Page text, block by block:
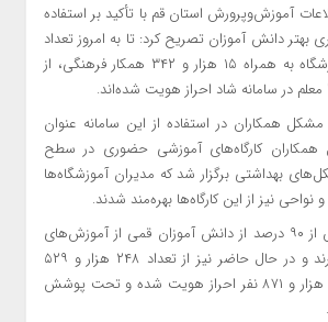
آموزش‌وپرورش استان قم با تأکید بر استفاده
بهتر دانش آموزان تصریح کرد: تا به امروز تعداد
هزار و ۱۰۵ مدیر آموزشگاه به همراه ۱۵ هزار و ۳۴۲ همکار فرهنگی، از
همکاران در استفاده از این سامانه عنوان
همکاران کارگاه‌های آموزشی حضوری در سطح
بهداشتی برگزار شد که مدیران آموزشگاه‌ها
نواحی نیز از این کارگاه‌ها بهره‌مند شدند.
به گفته احمدوند بیش از ۹۰ درصد از دانش آموزان قمی از آموزش‌های
سامانه شاد بهره می‌برند و در حال حاضر نیز از تعداد ۲۴۸ هزار و ۵۲۹
دانش‌آموز، تعداد ۲۲۷ هزار و ۸۷۱ نفر احراز هویت شده و تحت پوشش